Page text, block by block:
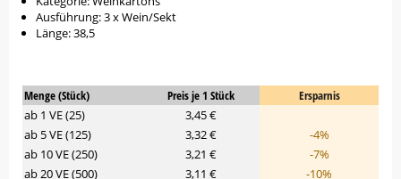
Ausführung: 3 x Wein/Sekt
Länge: 38,5
Menge (Stück) Preis je 1 Stück
Ersparnis
ab 1 VE (25)
3,45 €
ab 5 VE (125)
3,32 €
-4%
ab 10 VE (250)
3,21 €
-7%
ab 20 VE (500)
3,11 € -10%